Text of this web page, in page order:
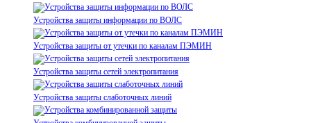
Устройства защиты информации по ВОЛС
Устройства защиты от утечки по каналам ПЭМИН
Устройства защиты сетей электропитания
Устройства защиты слаботочных линий